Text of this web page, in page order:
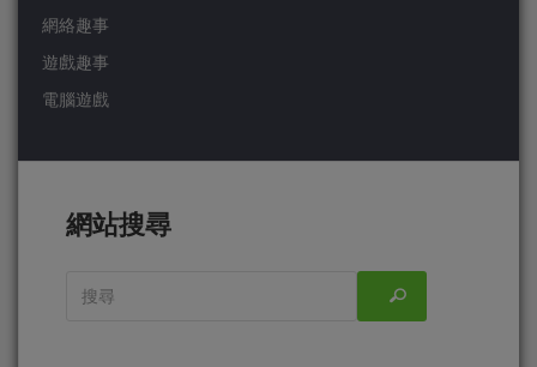
網絡趣事
遊戲趣事
電腦遊戲
網站搜尋